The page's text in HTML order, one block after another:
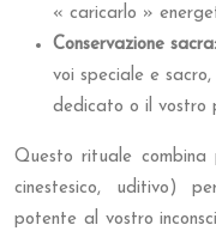
« caricarlo »
Conservazione sacra:
voi speciale e
dedicato o il vostro
Questo rituale combina
cinestesico, uditivo)
potente al vostro